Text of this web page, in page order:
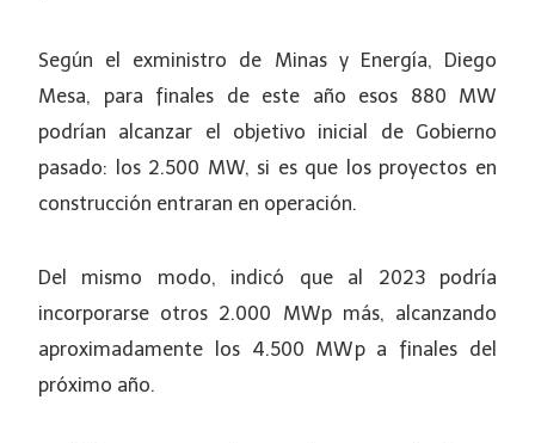
Según el exministro de Minas y Energía, Diego
Mesa, para finales de este año esos 880 MW
podrían alcanzar el objetivo inicial de Gobierno
pasado: los 2.500 MW, si es que los proyectos en
construcción entraran en operación.
Del mismo modo, indicó que al 2023 podría
incorporarse otros 2.000 MWp más, alcanzando
aproximadamente los 4.500 MWp a finales del
próximo año.